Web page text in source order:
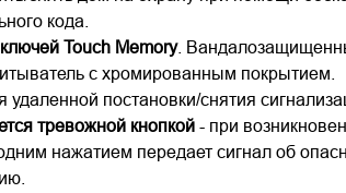
кода.
Touch Memory.
с хромированным покрытием.
удаленной постановки/снятия
тревожной кнопкой - при
нажатием передает сигнал об